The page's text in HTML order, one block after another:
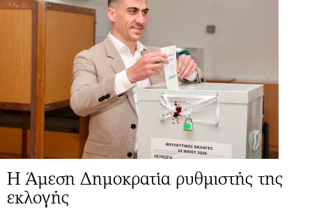
Η Άμεση Δημοκρατία ρυθμιστής της
εκλογής